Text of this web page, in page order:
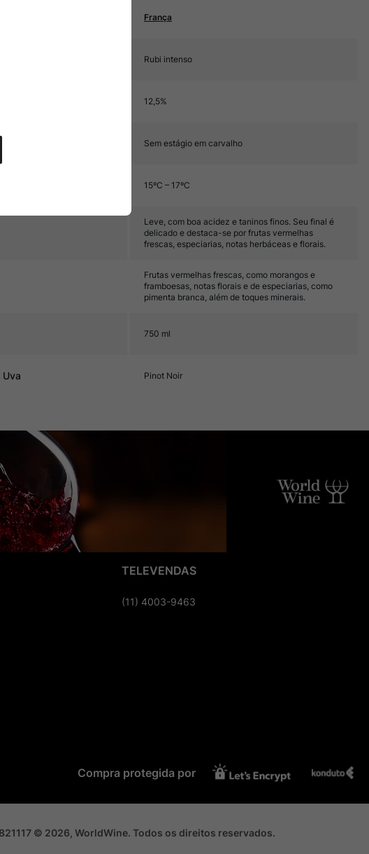
França
Rubi intenso
12,5%
Sem estágio em carvalho
15ºC – 17ºC
Leve, com boa acidez e taninos finos. Seu final é
delicado e destaca-se por frutas vermelhas
frescas, especiarias, notas herbáceas e florais.
Frutas vermelhas frescas, como morangos e
framboesas, notas florais e de especiarias, como
pimenta branca, além de toques minerais.
750 ml
Uva Pinot Noir
TELEVENDAS
(11) 4003-9463
Compra protegida por
© 2026, WorldWine. Todos os direitos reservados.